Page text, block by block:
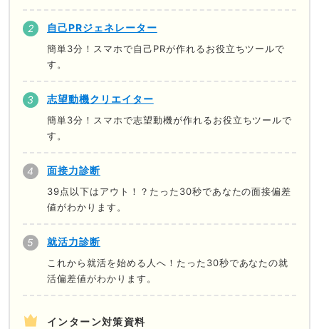
自己PRジェネレーター
簡単3分！スマホで自己PRが作れるお役立ちツールで
す。
志望動機クリエイター
簡単3分！スマホで志望動機が作れるお役立ちツールで
す。
面接力診断
39点以下はアウト！？たった30秒であなたの面接偏差
値がわかります。
就活力診断
これから就活を始める人へ！たった30秒であなたの就
活偏差値がわかります。
インターン対策資料